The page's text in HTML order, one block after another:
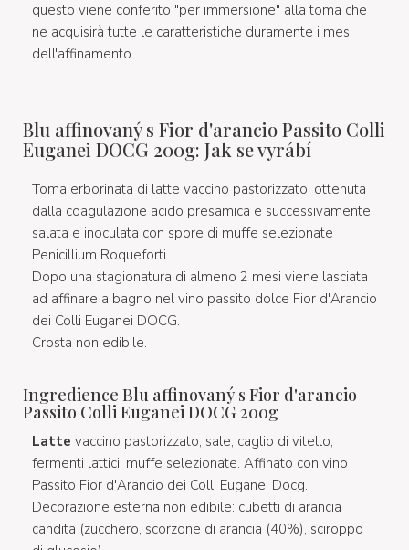
questo viene conferito "per immersione" alla toma che
ne acquisirà tutte le caratteristiche duramente i mesi
dell'affinamento.
Blu affinovaný s Fior d'arancio Passito Colli
Euganei DOCG 200g: Jak se vyrábí
Toma erborinata di latte vaccino pastorizzato, ottenuta
dalla coagulazione acido presamica e successivamente
salata e inoculata con spore di muffe selezionate
Penicillium Roqueforti.
Dopo una stagionatura di almeno 2 mesi viene lasciata
ad affinare a bagno nel vino passito dolce Fior d'Arancio
dei Colli Euganei DOCG.
Crosta non edibile.
Ingredience Blu affinovaný s Fior d'arancio
Passito Colli Euganei DOCG 200g
Latte vaccino pastorizzato, sale, caglio di vitello,
fermenti lattici, muffe selezionate. Affinato con vino
Passito Fior d'Arancio dei Colli Euganei Docg.
Decorazione esterna non edibile: cubetti di arancia
candita (zucchero, scorzone di arancia (40%), sciroppo